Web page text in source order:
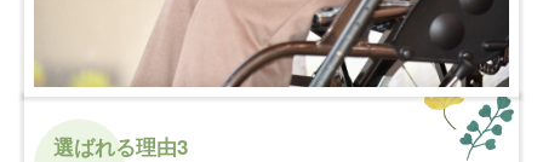
選ばれる理由3